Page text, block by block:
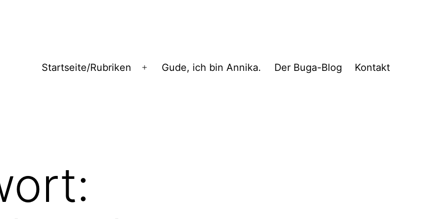
Startseite/Rubriken
Menü
Gude, ich bin Annika. Der Buga-Blog Kontakt